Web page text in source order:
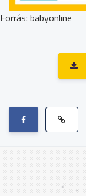
Forrás: babyonline